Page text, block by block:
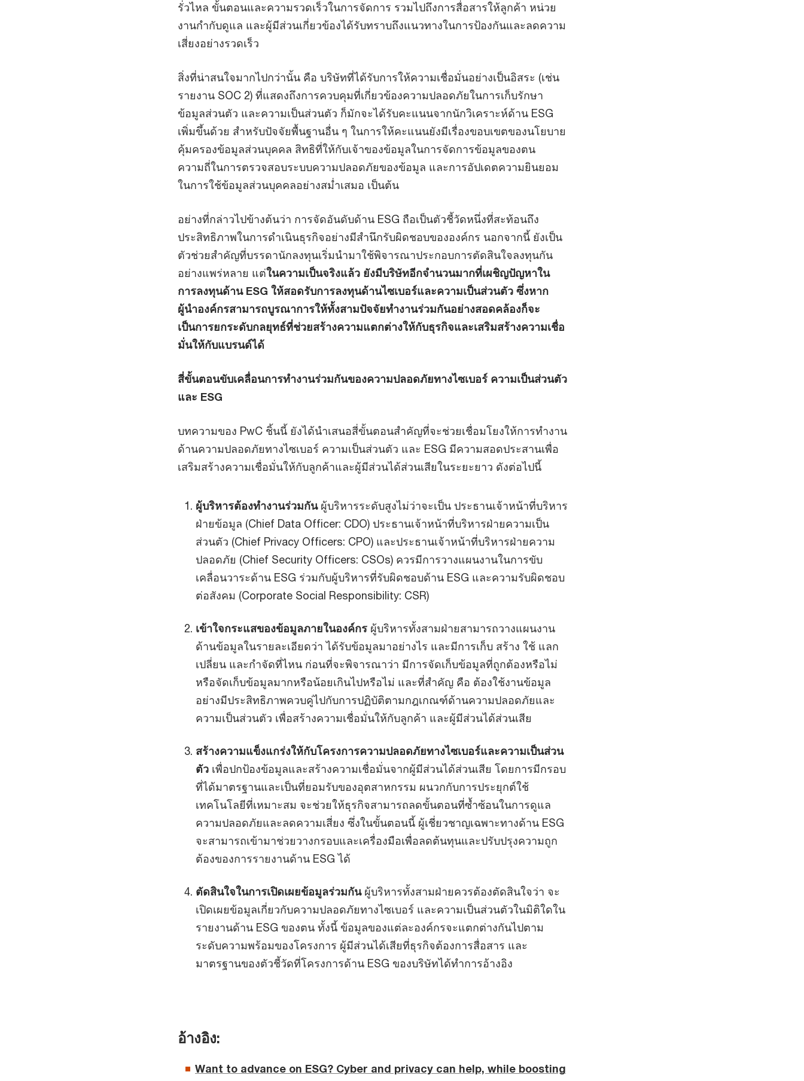
รั่วไหล ขั้นตอนและความรวดเร็วในการจัดการ รวมไปถึงการสื่อสารให้ลูกค้า หน่วย
งานกำกับดูแล และผู้มีส่วนเกี่ยวข้องได้รับทราบถึงแนวทางในการป้องกันและลดความ
เสี่ยงอย่างรวดเร็ว
สิ่งที่น่าสนใจมากไปกว่านั้น คือ บริษัทที่ได้รับการให้ความเชื่อมั่นอย่างเป็นอิสระ (เช่น
รายงาน SOC 2) ที่แสดงถึงการควบคุมที่เกี่ยวข้องความปลอดภัยในการเก็บรักษา
ข้อมูลส่วนตัว และความเป็นส่วนตัว ก็มักจะได้รับคะแนนจากนักวิเคราะห์ด้าน ESG
เพิ่มขึ้นด้วย สำหรับปัจจัยพื้นฐานอื่น ๆ ในการให้คะแนนยังมีเรื่องขอบเขตของนโยบาย
คุ้มครองข้อมูลส่วนบุคคล สิทธิที่ให้กับเจ้าของข้อมูลในการจัดการข้อมูลของตน
ความถี่ในการตรวจสอบระบบความปลอดภัยของข้อมูล และการอัปเดตความยินยอม
ในการใช้ข้อมูลส่วนบุคคลอย่างสม่ำเสมอ เป็นต้น
อย่างที่กล่าวไปข้างต้นว่า การจัดอันดับด้าน ESG ถือเป็นตัวชี้วัดหนึ่งที่สะท้อนถึง
ประสิทธิภาพในการดำเนินธุรกิจอย่างมีสำนึกรับผิดชอบขององค์กร นอกจากนี้ ยังเป็น
ตัวช่วยสำคัญที่บรรดานักลงทุนเริ่มนำมาใช้พิจารณาประกอบการตัดสินใจลงทุนกัน
อย่างแพร่หลาย แต่ในความเป็นจริงแล้ว ยังมีบริษัทอีกจำนวนมากที่เผชิญปัญหาใน
การลงทุนด้าน ESG ให้สอดรับการลงทุนด้านไซเบอร์และความเป็นส่วนตัว ซึ่งหาก
ผู้นำองค์กรสามารถบูรณาการให้ทั้งสามปัจจัยทำงานร่วมกันอย่างสอดคล้องก็จะ
เป็นการยกระดับกลยุทธ์ที่ช่วยสร้างความแตกต่างให้กับธุรกิจและเสริมสร้างความเชื่อ
มั่นให้กับแบรนด์ได้
สี่ขั้นตอนขับเคลื่อนการทำงานร่วมกันของความปลอดภัยทางไซเบอร์ ความเป็นส่วนตัว
และ ESG
บทความของ PwC ชิ้นนี้ ยังได้นำเสนอสี่ขั้นตอนสำคัญที่จะช่วยเชื่อมโยงให้การทำงาน
ด้านความปลอดภัยทางไซเบอร์ ความเป็นส่วนตัว และ ESG มีความสอดประสานเพื่อ
เสริมสร้างความเชื่อมั่นให้กับลูกค้าและผู้มีส่วนได้ส่วนเสียในระยะยาว ดังต่อไปนี้
ผู้บริหารต้องทำงานร่วมกันผู้บริหารระดับสูงไม่ว่าจะเป็น ประธานเจ้าหน้าที่บริหาร
ฝ่ายข้อมูล (Chief Data Officer: CDO) ประธานเจ้าหน้าที่บริหารฝ่ายความเป็น
ส่วนตัว (Chief Privacy Officers: CPO) และประธานเจ้าหน้าที่บริหารฝ่ายความ
ปลอดภัย (Chief Security Officers: CSOs) ควรมีการวางแผนงานในการขับ
เคลื่อนวาระด้าน ESG ร่วมกับผู้บริหารที่รับผิดชอบด้าน ESG และความรับผิดชอบ
ต่อสังคม (Corporate Social Responsibility: CSR)
เข้าใจกระแสของข้อมูลภายในองค์กร ผู้บริหารทั้งสามฝ่ายสามารถวางแผนงาน
ด้านข้อมูลในรายละเอียดว่า ได้รับข้อมูลมาอย่างไร และมีการเก็บ สร้าง ใช้ แลก
เปลี่ยน และกำจัดที่ไหน ก่อนที่จะพิจารณาว่า มีการจัดเก็บข้อมูลที่ถูกต้องหรือไม่
หรือจัดเก็บข้อมูลมากหรือน้อยเกินไปหรือไม่ และที่สำคัญ คือ ต้องใช้งานข้อมูล
อย่างมีประสิทธิภาพควบคู่ไปกับการปฏิบัติตามกฎเกณฑ์ด้านความปลอดภัยและ
ความเป็นส่วนตัว เพื่อสร้างความเชื่อมั่นให้กับลูกค้า และผู้มีส่วนได้ส่วนเสีย
สร้างความแข็งแกร่งให้กับโครงการความปลอดภัยทางไซเบอร์และความเป็นส่วน
ตัว เพื่อปกป้องข้อมูลและสร้างความเชื่อมั่นจากผู้มีส่วนได้ส่วนเสีย โดยการมีกรอบ
ที่ได้มาตรฐานและเป็นที่ยอมรับของอุตสาหกรรม ผนวกกับการประยุกต์ใช้
เทคโนโลยีที่เหมาะสม จะช่วยให้ธุรกิจสามารถลดขั้นตอนที่ซ้ำซ้อนในการดูแล
ความปลอดภัยและลดความเสี่ยง ซึ่งในขั้นตอนนี้ ผู้เชี่ยวชาญเฉพาะทางด้าน ESG
จะสามารถเข้ามาช่วยวางกรอบและเครื่องมือเพื่อลดต้นทุนและปรับปรุงความถูก
ต้องของการรายงานด้าน ESG ได้
ตัดสินใจในการเปิดเผยข้อมูลร่วมกันผู้บริหารทั้งสามฝ่ายควรต้องตัดสินใจว่า จะ
เปิดเผยข้อมูลเกี่ยวกับความปลอดภัยทางไซเบอร์ และความเป็นส่วนตัวในมิติใดใน
รายงานด้าน ESG ของตน ทั้งนี้ ข้อมูลของแต่ละองค์กรจะแตกต่างกันไปตาม
ระดับความพร้อมของโครงการ ผู้มีส่วนได้เสียที่ธุรกิจต้องการสื่อสาร และ
มาตรฐานของตัวชี้วัดที่โครงการด้าน ESG ของบริษัทได้ทำการอ้างอิง
อ้างอิง:
Want to advance on ESG? Cyber and privacy can help, while boosting